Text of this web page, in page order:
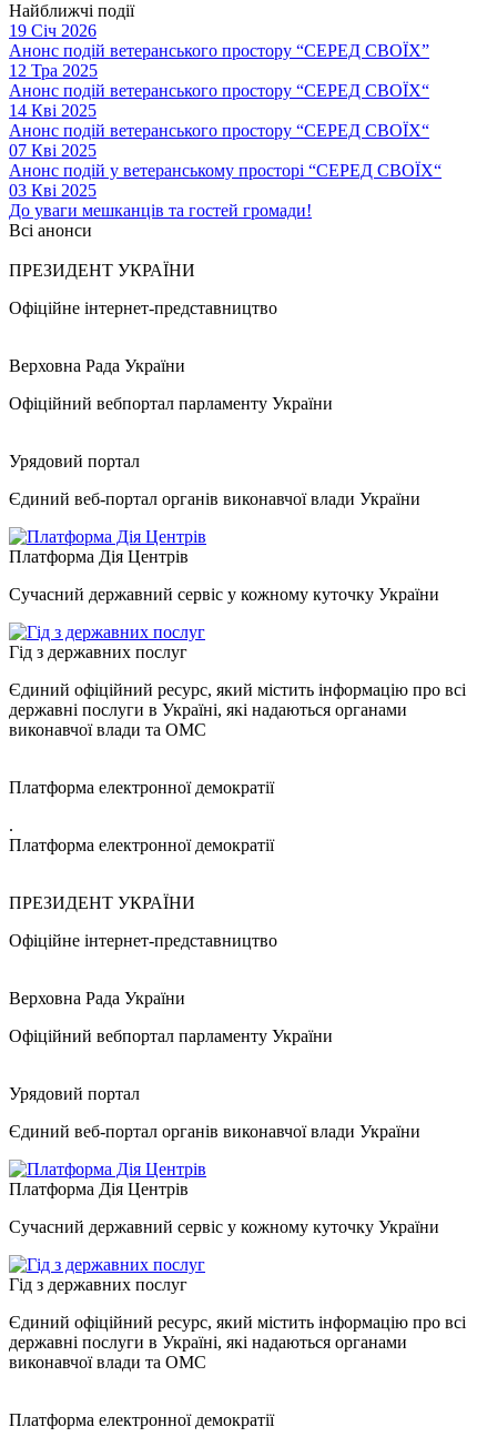
Найближчі події
19 Січ 2026
Анонс подій ветеранського простору “СЕРЕД СВОЇХ”
12 Тра 2025
Анонс подій ветеранського простору “СЕРЕД СВОЇХ“
14 Кві 2025
Анонс подій ветеранського простору “СЕРЕД СВОЇХ“
07 Кві 2025
Анонс подій у ветеранському просторі “СЕРЕД СВОЇХ“
03 Кві 2025
До уваги мешканців та гостей громади!
Всі анонси
ПРЕЗИДЕНТ УКРАЇНИ
Офіційне інтернет-представництво
Верховна Рада України
Офіційний вебпортал парламенту України
Урядовий портал
Єдиний веб-портал органів виконавчої влади України
Платформа Дія Центрів
Сучасний державний сервіс у кожному куточку України
Гід з державних послуг
Єдиний офіційний ресурс, який містить інформацію про всі
державні послуги в Україні, які надаються органами
виконавчої влади та ОМС
Платформа електронної демократії
.
Платформа електронної демократії
ПРЕЗИДЕНТ УКРАЇНИ
Офіційне інтернет-представництво
Верховна Рада України
Офіційний вебпортал парламенту України
Урядовий портал
Єдиний веб-портал органів виконавчої влади України
Платформа Дія Центрів
Сучасний державний сервіс у кожному куточку України
Гід з державних послуг
Єдиний офіційний ресурс, який містить інформацію про всі
державні послуги в Україні, які надаються органами
виконавчої влади та ОМС
Платформа електронної демократії